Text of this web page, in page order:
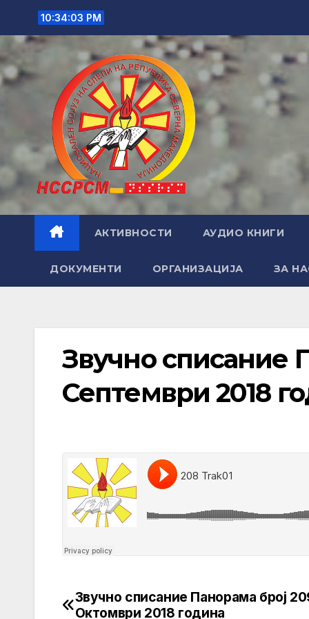
content
10:34:04 PM
АКТИВНОСТИ АУДИО КНИГИ
ДОКУМЕНТИ ОРГАНИЗАЦИЈА ЗА
Звучно списание
Септември 2018
Post
Звучно списание Панорама број
Октомври 2018 година